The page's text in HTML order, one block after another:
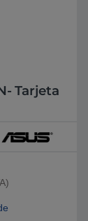
Tarjeta